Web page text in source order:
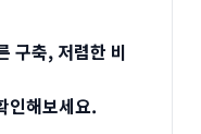
구축, 저렴한 비
해보세요.